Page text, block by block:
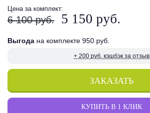
Ценаза комплект:
6 100 руб. 5 150 руб.
ЗАКАЗАТЬ
КУПИТЬ В 1 КЛИК
Выгода на комплекте 950 руб.
+ 200 руб. кэшбэк за отзыв